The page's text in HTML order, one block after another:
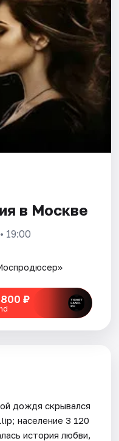
в Москве
19:00
₽
дождя скрывался
население 3 120
история любви,